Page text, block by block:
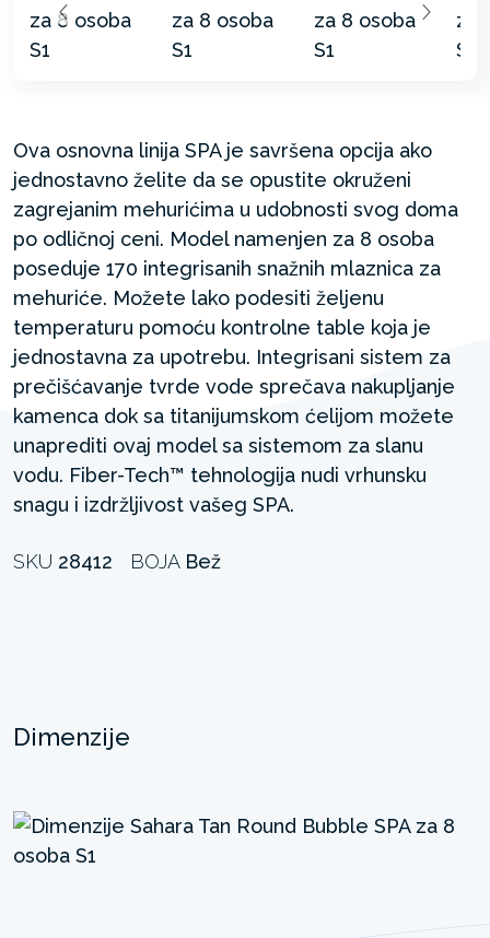
Ova osnovna linija SPA je savršena opcija ako
jednostavno želite da se opustite okruženi
zagrejanim mehurićima u udobnosti svog doma
po odličnoj ceni. Model namenjen za 8 osoba
poseduje 170 integrisanih snažnih mlaznica za
mehuriće. Možete lako podesiti željenu
temperaturu pomoću kontrolne table koja je
jednostavna za upotrebu. Integrisani sistem za
prečišćavanje tvrde vode sprečava nakupljanje
kamenca dok sa titanijumskom ćelijom možete
unaprediti ovaj model sa sistemom za slanu
vodu. Fiber-Tech™ tehnologija nudi vrhunsku
snagu i izdržljivost vašeg SPA.
SKU 28412 BOJA Bež
Dimenzije